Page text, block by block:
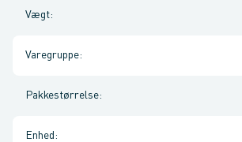
Vægt:
Varegruppe:
Pakkestørrelse:
Enhed :